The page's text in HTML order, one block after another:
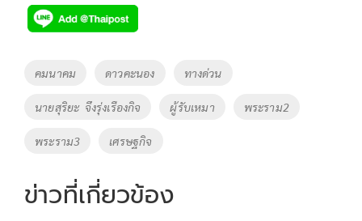
e
b
o
o
k
tt
er
p
y
Li
n
k
Tags
คมนาคม ดาวคะนอง ทางด่วน
นายสุริยะ จึงรุ่งเรืองกิจ ผู้รับเหมา พระราม2
พระราม3 เศรษฐกิจ
ข่าวที่เกี่ยวข้อง